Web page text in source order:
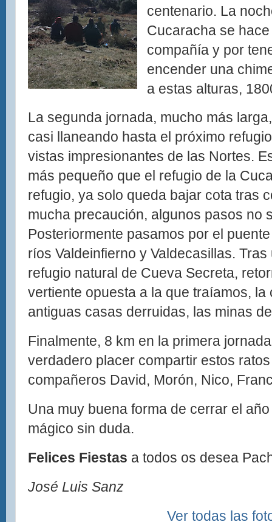
centenario. La
Cucaracha se
compañía y por
encender una
a estas alturas,
La segunda jornada, mucho más
casi llaneando hasta el próximo
vistas impresionantes de las Nortes.
más pequeño que el refugio de la
refugio, ya solo queda bajar cota tras
mucha precaución, algunos pasos no
Posteriormente pasamos por el
ríos Valdeinfierno y Valdecasillas.
refugio natural de Cueva Secreta,
vertiente opuesta a la que traíamos,
antiguas casas derruidas, las minas
Finalmente, 8 km en la primera
verdadero placer compartir estos
compañeros David, Morón, Nico,
Una muy buena forma de cerrar el
mágico sin duda.
Felices Fiestas a todos os desea
José Luis Sanz
Ver todas las